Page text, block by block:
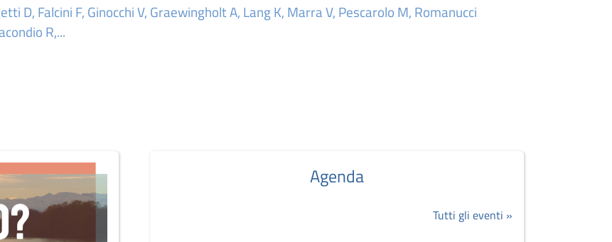
D, Falcini F, Ginocchi V, Graewingholt A, Lang K, Marra V, Pescarolo M, Romanucci
R,...
Agenda
Tutti gli eventi »